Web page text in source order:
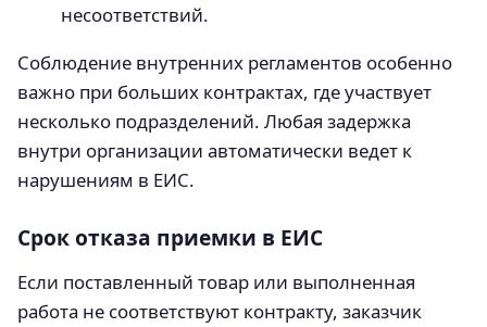
несоответствий.
Соблюдение внутренних регламентов особенно
важно при больших контрактах, где участвует
несколько подразделений. Любая задержка
внутри организации автоматически ведет к
нарушениям в ЕИС.
Срок отказа приемки в ЕИС
Если поставленный товар или выполненная
работа не соответствуют контракту, заказчик